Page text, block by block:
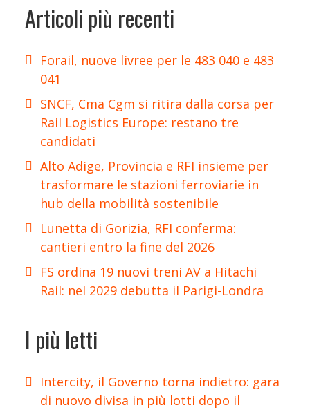
Articoli più recenti
Forail, nuove livree per le 483 040 e 483
041
SNCF, Cma Cgm si ritira dalla corsa per
Rail Logistics Europe: restano tre
candidati
Alto Adige, Provincia e RFI insieme per
trasformare le stazioni ferroviarie in
hub della mobilità sostenibile
Lunetta di Gorizia, RFI conferma:
cantieri entro la fine del 2026
FS ordina 19 nuovi treni AV a Hitachi
Rail: nel 2029 debutta il Parigi-Londra
I più letti
Intercity, il Governo torna indietro: gara
di nuovo divisa in più lotti dopo il